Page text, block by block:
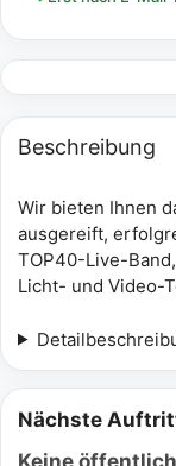
Beschreibung
Wir bieten Ihnen
ausgereift,
TOP40-Live-
Licht- und Video-
Nächste
Keine